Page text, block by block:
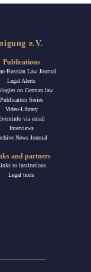
e.V.
Publications
Russian Law Journal
Legal Alerts
on German law
Publication Series
Video-Library
via email
Interviews
News Journal
and partners
to institutions
Legal texts